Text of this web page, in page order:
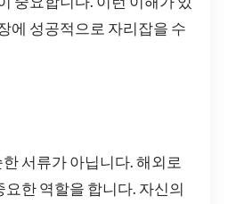
에 성공적으로 자리잡을 수
서류가 아닙니다. 해외로
한 역할을 합니다. 자신의